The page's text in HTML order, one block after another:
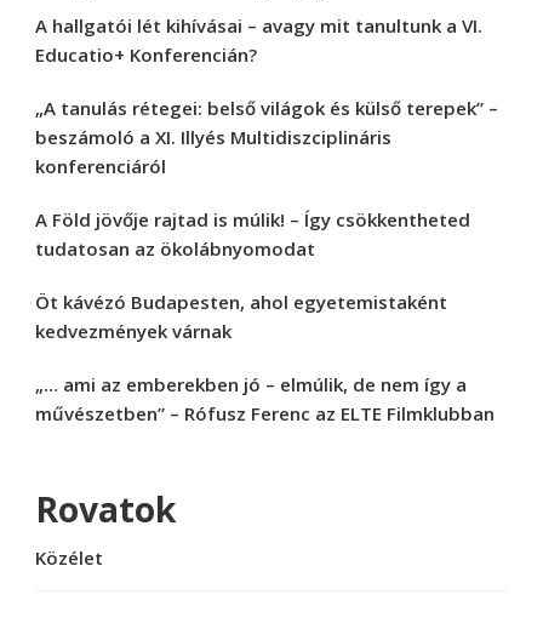
A hallgatói lét kihívásai – avagy mit tanultunk a VI.
Educatio+ Konferencián?
„A tanulás rétegei: belső világok és külső terepek” –
beszámoló a XI. Illyés Multidiszciplináris
konferenciáról
A Föld jövője rajtad is múlik! – Így csökkentheted
tudatosan az ökolábnyomodat
Öt kávézó Budapesten, ahol egyetemistaként
kedvezmények várnak
„… ami az emberekben jó – elmúlik, de nem így a
művészetben” – Rófusz Ferenc az ELTE Filmklubban
Rovatok
Közélet